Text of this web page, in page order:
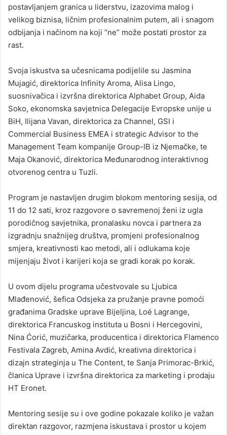
postavljanjem granica u liderstvu, izazovima malog i
velikog biznisa, ličnim profesionalnim putem, ali i snagom
odbijanja i načinom na koji “ne” može postati prostor za
rast.
Svoja iskustva sa učesnicama podijelile su Jasmina
Mujagić, direktorica Infinity Aroma, Alisa Lingo,
suosnivačica i izvršna direktorica Alphabet Group, Aida
Soko, ekonomska savjetnica Delegacije Evropske unije u
BiH, Ilijana Vavan, direktorica za Channel, GSI i
Commercial Business EMEA i strategic Advisor to the
Management Team kompanije Group-IB iz Njemačke, te
Maja Okanović, direktorica Međunarodnog interaktivnog
otvorenog centra u Tuzli.
Program je nastavljen drugim blokom mentoring sesija, od
11 do 12 sati, kroz razgovore o savremenoj ženi iz ugla
porodičnog savjetnika, pronalasku novca i partnera za
izgradnju snažnijeg društva, promjeni profesionalnog
smjera, kreativnosti kao metodi, ali i odlukama koje
mijenjaju život i karijeri koja se gradi korak po korak.
U ovom dijelu programa učestvovale su Ljubica
Mlađenović, šefica Odsjeka za pružanje pravne pomoći
građanima Gradske uprave Bijeljina, Loé Lagrange,
direktorica Francuskog instituta u Bosni i Hercegovini,
Nina Ćorić, muzičarka, producentica i direktorica Flamenco
Festivala Zagreb, Amina Avdić, kreativna direktorica i
dizajn strateginja u The Content, te Sanja Primorac-Brkić,
članica Uprave i izvršna direktorica za marketing i prodaju
HT Eronet.
Mentoring sesije su i ove godine pokazale koliko je važan
direktan razgovor, razmjena iskustava i prostor u kojem